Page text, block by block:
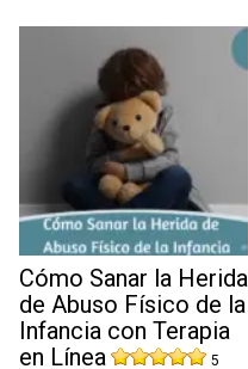
Cómo Sanar la Herida
de Abuso Físico de la
Infancia con Terapia
en Línea
5